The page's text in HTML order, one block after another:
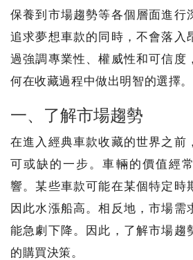
保養到市場趨勢等各個層面進行
追求夢想車款的同時，不會落入
過強調專業性、權威性和可信度
何在收藏過程中做出明智的選擇。
一、了解市場趨勢
在進入經典車款收藏的世界之前
可或缺的一步。車輛的價值經
響。某些車款可能在某個特定時
因此水漲船高。相反地，市場需
能急劇下降。因此，了解市場趨
的購買決策。